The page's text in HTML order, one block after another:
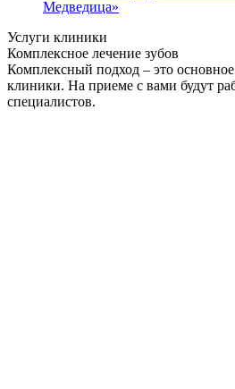
Медведица»
Услуги клиники
Комплексное лечение зубов
Комплексный подход – это
клиники. На приеме с вами будут
специалистов.